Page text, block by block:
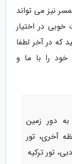
نیز می تواند
در اختیار
که در آخر لطفا
خود را با ما و
دور زمین
آخری، تور
تور ترکیه